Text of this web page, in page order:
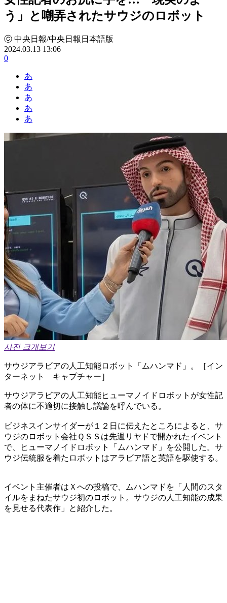
う」と嘲弄されたサウジのロボット
ⓒ 中央日報/中央日報日本語版
2024.03.13 13:06
0
あ
あ
あ
あ
あ
사진 크게보기
サウジアラビアの人工知能ロボット「ムハンマド」。［イン
ターネット キャプチャー］
サウジアラビアの人工知能ヒューマノイドロボットが女性記
者の体に不適切に接触し議論を呼んでいる。
ビジネスインサイダーが１２日に伝えたところによると、サ
ウジのロボット会社ＱＳＳは先週リヤドで開かれたイベント
で、ヒューマノイドロボット「ムハンマド」を公開した。サ
ウジ伝統服を着たロボットはアラビア語と英語を駆使する。
イベント主催者はＸへの投稿で、ムハンマドを「人間のスタ
イルをまねたサウジ初のロボット。サウジの人工知能の成果
を見せる代表作」と紹介した。